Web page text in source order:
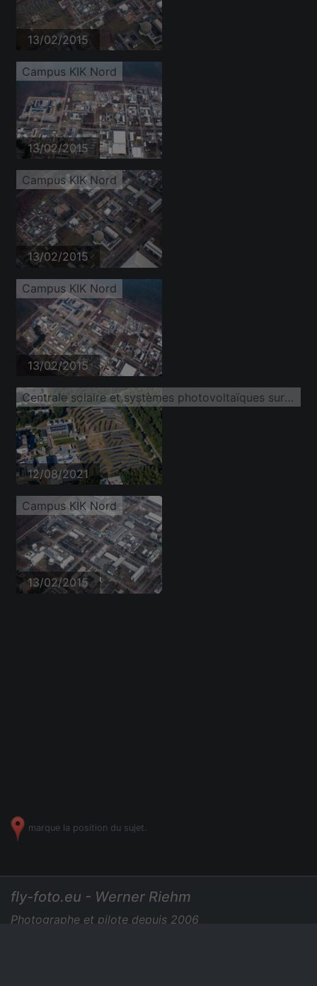
13/02/2015
Campus KIK Nord
13/02/2015
Campus KIK Nord
13/02/2015
Campus KIK Nord
13/02/2015
Centrale solaire et systèmes photovoltaïques sur Untergrombacher Straße du campus nord du KIT
12/08/2021
Campus KIK Nord
13/02/2015
marque la position du sujet.
fly-foto.eu - Werner Riehm
Photographe et pilote depuis 2006